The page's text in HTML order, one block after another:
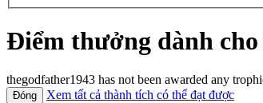
Điểm thưởng dành
thegodfather1943 has not been awarded any
Xem tất cả thành tích có thể đạt được